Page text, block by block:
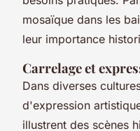
mosaïque dans les
leur importance
Carrelage et
Dans diverses
d'expression
illustrent des scènes